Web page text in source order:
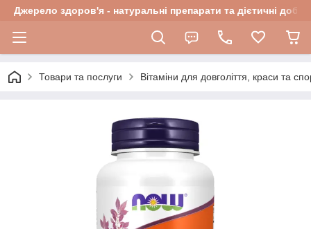
Джерело здоров'я - натуральні препарати та дієтичні
Товари та послуги Вітаміни для довголіття, краси та